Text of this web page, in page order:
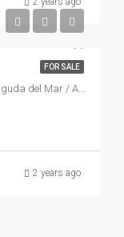
FOR SALE
Centre de Salut Pública de Castelló, 12, Avinguda del Mar / Avenida del Mar, Castelló de la Plana, la Plana Alta, Castelló / Castellón, Comunitat Valenciana, 12003, España
2 years ago